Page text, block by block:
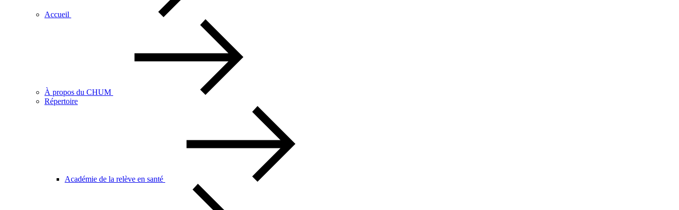
Accueil
À propos du CHUM
Répertoire
Académie de la relève en santé